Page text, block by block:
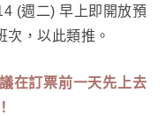
(週二) 早上即開放預
，以此類推。
在訂票前一天先上去